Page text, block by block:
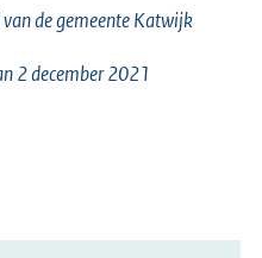
de gemeente Katwijk
2 december 2021